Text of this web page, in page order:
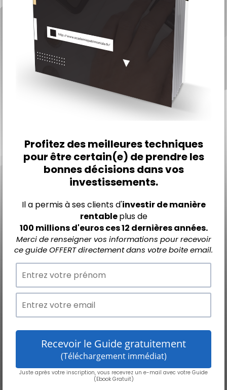
Profitez des meilleures techniques
pour être certain(e) de prendre les
bonnes décisions dans vos
investissements.
Il a permis à ses clients d'investir de manière
rentableplus de
100 millions d'euros ces 12 dernières années.
Merci de renseigner vos informations pour recevoir
ce guide OFFERT directement dans votre boite email.
Recevoir le Guide gratuitement
(Téléchargement immédiat)
Juste après votre inscription, vous recevrez un e-mail avec votre Guide
(Ebook Gratuit)